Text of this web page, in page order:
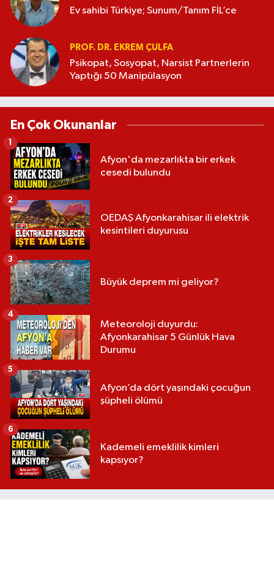
Ev sahibi Türkiye; Sunum/Tanım FİL’ce
PROF. DR. EKREM ÇULFA
Psikopat, Sosyopat, Narsist Partnerlerin
Yaptığı 50 Manipülasyon
En Çok Okunanlar
Afyon'da mezarlıkta bir erkek
cesedi bulundu
1
OEDAŞ Afyonkarahisar ili elektrik
kesintileri duyurusu
2
Büyük deprem mi geliyor?
3
Meteoroloji duyurdu:
Afyonkarahisar 5 Günlük Hava
Durumu
4
Afyon’da dört yaşındaki çocuğun
şüpheli ölümü
5
Kademeli emeklilik kimleri
kapsıyor?
6